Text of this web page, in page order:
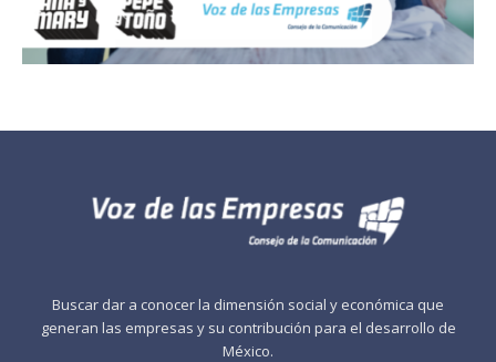
Buscar dar a conocer la dimensión social y económica que
generan las empresas y su contribución para el desarrollo de
México.